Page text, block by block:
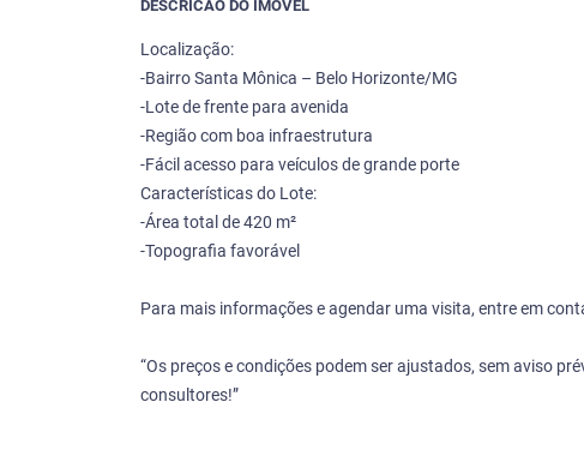
DESCRICAO DO IMÓVEL
Localização:
-Bairro Santa Mônica – Belo Horizonte/MG
-Lote de frente para avenida
-Região com boa infraestrutura
-Fácil acesso para veículos de grande porte
Características do Lote:
-Área total de 420 m²
-Topografia favorável
Para mais informações e agendar uma visita, entre em
“Os preços e condições podem ser ajustados, sem aviso
consultores!”